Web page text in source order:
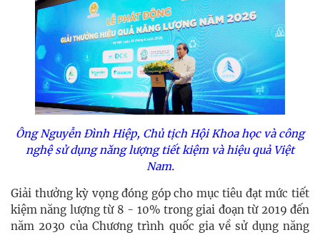
Ông Nguyễn Đình Hiệp, Chủ tịch Hội Khoa học và công
nghệ sử dụng năng lượng tiết kiệm và hiệu quả Việt
Nam.
Giải thưởng kỳ vọng đóng góp cho mục tiêu đạt mức tiết
kiệm năng lượng từ 8 - 10% trong giai đoạn từ 2019 đến
năm 2030 của Chương trình quốc gia về sử dụng năng